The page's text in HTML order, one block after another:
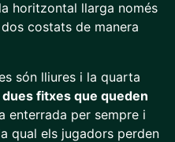
horitzontal llarga només
costats de manera
són lliures i la quarta
dues fitxes que queden
enterrada per sempre i
qual els jugadors perden